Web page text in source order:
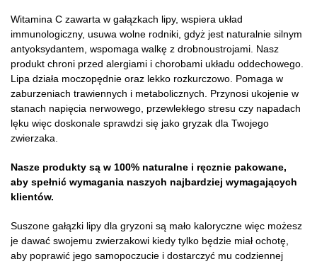
Witamina C zawarta w gałązkach lipy, wspiera układ
immunologiczny, usuwa wolne rodniki, gdyż jest naturalnie silnym
antyoksydantem, wspomaga walkę z drobnoustrojami. Nasz
produkt chroni przed alergiami i chorobami układu oddechowego.
Lipa działa moczopędnie oraz lekko rozkurczowo. Pomaga w
zaburzeniach trawiennych i metabolicznych. Przynosi ukojenie w
stanach napięcia nerwowego, przewlekłego stresu czy napadach
lęku więc doskonale sprawdzi się jako gryzak dla Twojego
zwierzaka.
Nasze produkty są w 100% naturalne i ręcznie pakowane,
aby spełnić wymagania naszych najbardziej wymagających
klientów.
Suszone gałązki lipy dla gryzoni są mało kaloryczne więc możesz
je dawać swojemu zwierzakowi kiedy tylko będzie miał ochotę,
aby poprawić jego samopoczucie i dostarczyć mu codziennej